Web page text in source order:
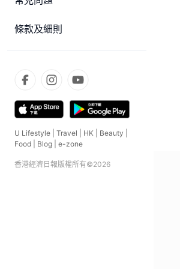
條款及細則
U Lifestyle Travel HK Beauty
Food
Blog e-zone
香港經濟日報版權所有©2026